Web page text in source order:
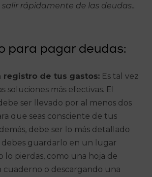
salir rápidamente de las deudas..
para pagar deudas:
registro de tus gastos: Es tal vez
soluciones más efectivas. El
ser llevado por al menos dos
que seas consciente de tus
debe ser lo más detallado
debes guardarlo en un lugar
lo pierdas, como una hoja de
cuaderno o descargando una